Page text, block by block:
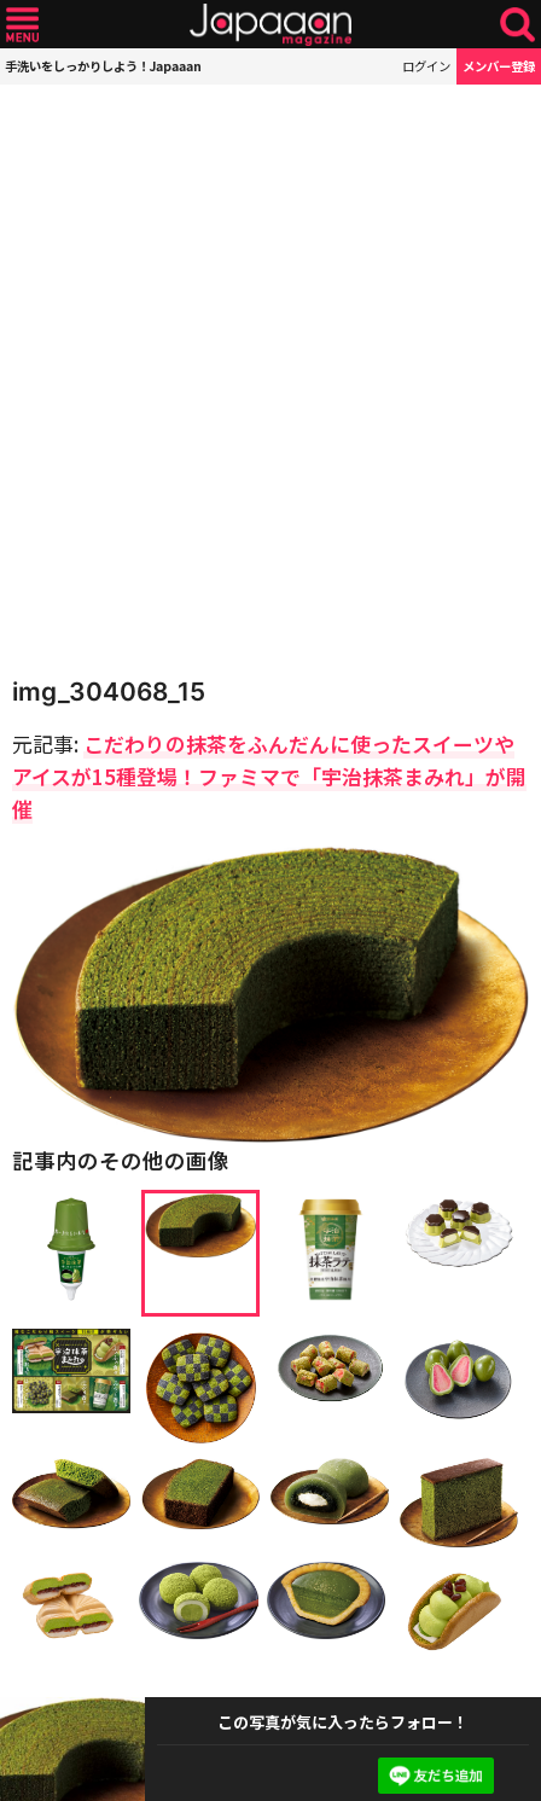
手洗いをしっかりしよう！Japaaan ログイン メンバー登録
img_304068_15
元記事: こだわりの抹茶をふんだんに使ったスイーツや
アイスが15種登場！ファミマで「宇治抹茶まみれ」が開
催
記事内のその他の画像
この写真が気に入ったらフォロー！